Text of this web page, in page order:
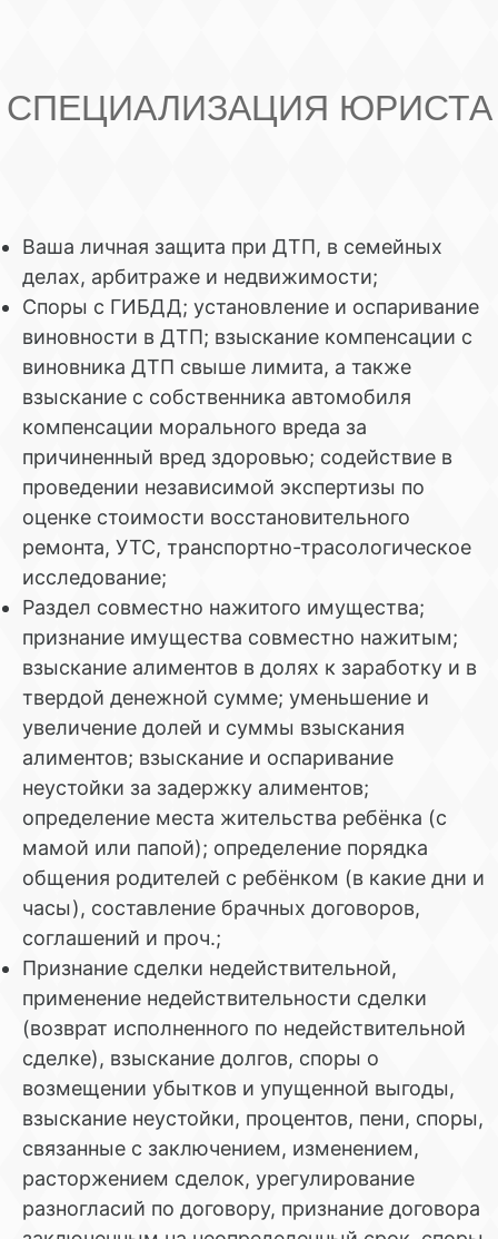
СПЕЦИАЛИЗАЦИЯ ЮРИСТА
Ваша личная защита при ДТП, в семейных
делах, арбитраже и недвижимости;
Споры с ГИБДД; установление и оспаривание
виновности в ДТП; взыскание компенсации с
виновника ДТП свыше лимита, а также
взыскание с собственника автомобиля
компенсации морального вреда за
причиненный вред здоровью; содействие в
проведении независимой экспертизы по
оценке стоимости восстановительного
ремонта, УТС, транспортно-трасологическое
исследование;
Раздел совместно нажитого имущества;
признание имущества совместно нажитым;
взыскание алиментов в долях к заработку и в
твердой денежной сумме; уменьшение и
увеличение долей и суммы взыскания
алиментов; взыскание и оспаривание
неустойки за задержку алиментов;
определение места жительства ребёнка (с
мамой или папой); определение порядка
общения родителей с ребёнком (в какие дни и
часы), составление брачных договоров,
соглашений и проч.;
Признание сделки недействительной,
применение недействительности сделки
(возврат исполненного по недействительной
сделке), взыскание долгов, споры о
возмещении убытков и упущенной выгоды,
взыскание неустойки, процентов, пени, споры,
связанные с заключением, изменением,
расторжением сделок, урегулирование
разногласий по договору, признание договора